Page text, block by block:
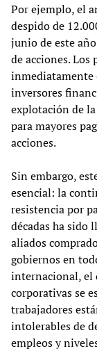
Por ejemplo, el
despido de
junio de este
de acciones. Los
inmediatamente
inversores
explotación de
para mayores
acciones.
Sin embargo,
esencial: la
resistencia por
décadas ha sido
aliados
gobiernos en
internacional, el
corporativas se
trabajadores
intolerables de
empleos y